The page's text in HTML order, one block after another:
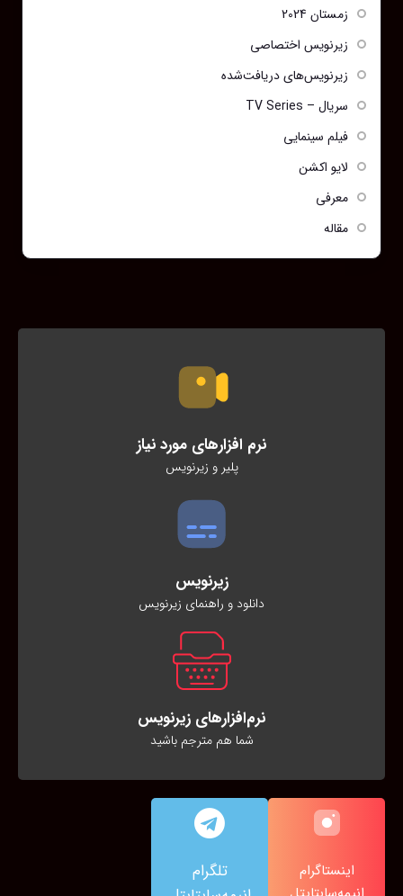
زمستان 2024
زیرنویس اختصاصی
زیرنویس‌های دریافت‌شده
سریال – TV Series
فیلم سینمایی
لایو اکشن
معرفی
مقاله
نرم افزارهای مورد نیاز
پلیر و زیرنویس
زیرنویس
دانلود و راهنمای زیرنویس
نرم‌افزارهای زیرنویس
شما هم مترجم باشید
اینستاگرام
تلگرام